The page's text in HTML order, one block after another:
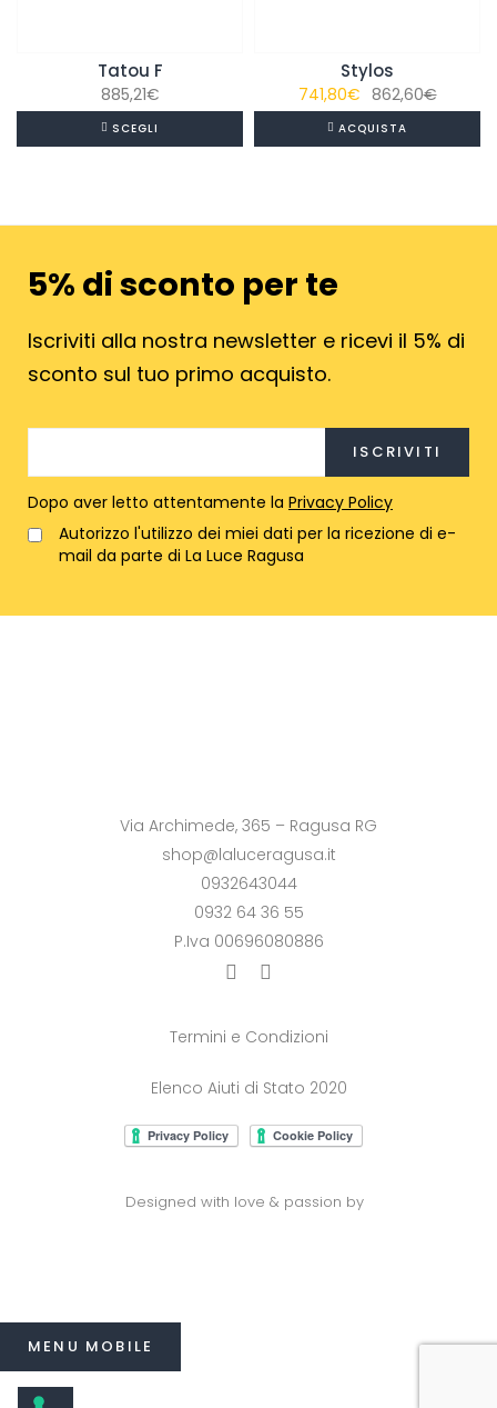
Tatou F
885,21€
SCEGLI
Stylos
862,60€Il
prezzo
741,80€
Il
prezzo
ACQUISTA
5% di sconto per te
Iscriviti alla nostra newsletter e ricevi il 5% di
sconto sul tuo primo acquisto.
Dopo aver letto attentamente la Privacy Policy
Autorizzo l'utilizzo dei miei dati per la ricezione di e-
mail da parte di La Luce Ragusa
Via Archimede, 365 – Ragusa RG
shop@laluceragusa.it
0932643044
0932 64 36 55
P.Iva 00696080886
Termini e Condizioni
Elenco Aiuti di Stato 2020
Designed with love & passion by
MENU MOBILE